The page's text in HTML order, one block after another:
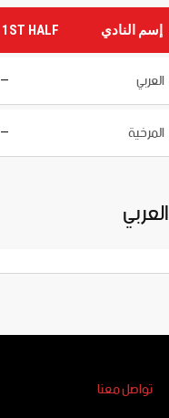
إسم النادي 1ST HALF
العربي —
المرخية —
العربي
تواصل معنا